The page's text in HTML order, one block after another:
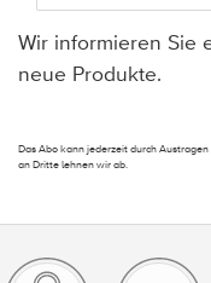
Wir informieren Sie
neue Produkte.
Das Abo kann jederzeit durch
an Dritte lehnen wir ab.